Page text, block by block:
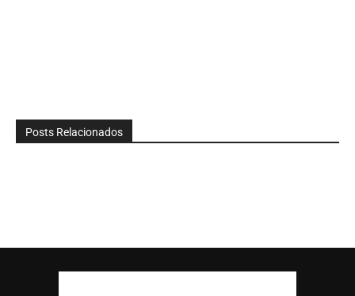
Posts Relacionados